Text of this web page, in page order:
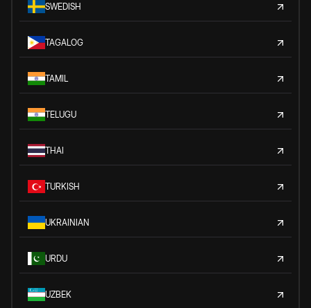
SWEDISH
TAGALOG
TAMIL
TELUGU
THAI
TURKISH
UKRAINIAN
URDU
UZBEK